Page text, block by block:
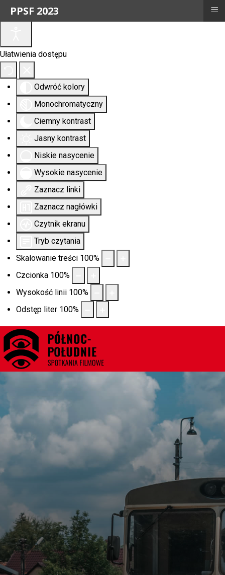
Ułatwienia dostępu
Odwróć kolory
Monochromatyczny
Ciemny kontrast
Jasny kontrast
Niskie nasycenie
Wysokie nasycenie
Zaznacz linki
Zaznacz nagłówki
Czytnik ekranu
Tryb czytania
Skalowanie treści 100%
Czcionka 100%
Wysokość linii 100%
Odstęp liter 100%
PPSF 2023 ≡